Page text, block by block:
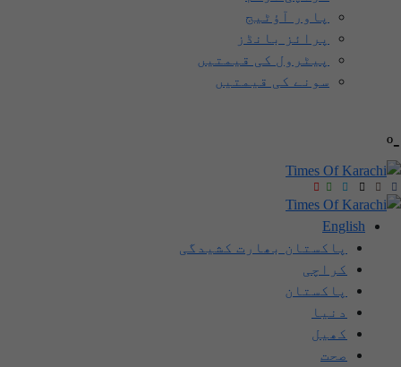
پاور آؤٹیج
پرائز بانڈز
پیٹرول کی قیمتیں
سونے کی قیمتیں
-
English
پاکستان بھارت کشیدگی
کراچی
پاکستان
دنیا
کھیل
صحت